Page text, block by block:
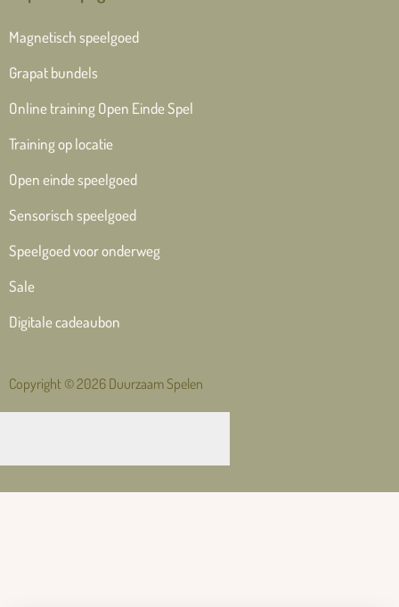
Magnetisch speelgoed
Grapat bundels
Online training Open Einde Spel
Training op locatie
Open einde speelgoed
Sensorisch speelgoed
Speelgoed voor onderweg
Sale
Digitale cadeaubon
Copyright © 2026 Duurzaam Spelen